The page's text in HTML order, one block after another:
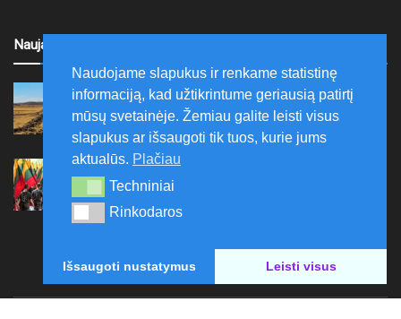
Naujausi
Šilalės rajone numatytas melioracijos statinių
rekonstravimas
2026-08-09
Ariogaloje nuskambėjo tradicinis tremtinių, politinių
kalinių ir laisvės kovų dalyvių sąskrydis „Su Lietuva
širdy“
Naudojame slapukus ir renkame statistinę
informaciją, kad užtikrintume geriausią patirtį
mūsų svetainėje. Žemiau galite leisti visus
slapukus ar išsaugoti tik tuos, kurie jums
aktualūs. Plačiau
Techniniai
Techniniai
Rinkodaros
Rinkodaros
Išsaugoti nustatymus Leisti visus